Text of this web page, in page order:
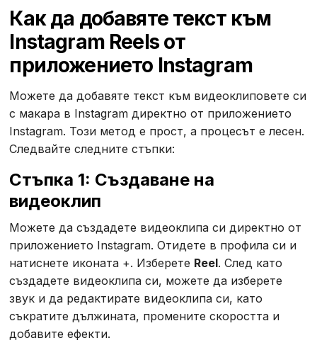
Как да добавяте текст към
Instagram Reels от
приложението Instagram
Можете да добавяте текст към видеоклиповете си
с макара в Instagram директно от приложението
Instagram. Този метод е прост, а процесът е лесен.
Следвайте следните стъпки:
Стъпка 1: Създаване на
видеоклип
Можете да създадете видеоклипа си директно от
приложението Instagram. Отидете в профила си и
натиснете иконата +. Изберете Reel. След като
създадете видеоклипа си, можете да изберете
звук и да редактирате видеоклипа си, като
съкратите дължината, промените скоростта и
добавите ефекти.